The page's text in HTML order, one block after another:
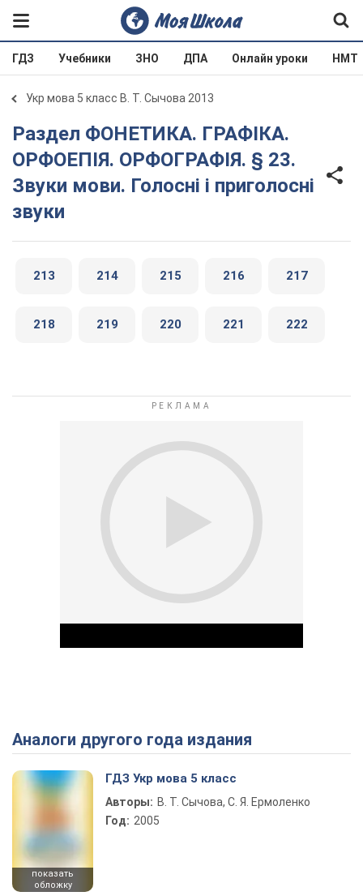
ГДЗ Учебники ЗНО ДПА Онлайн уроки НМТ
Укр мова 5 класс В. Т. Сычова 2013
Раздел ФОНЕТИКА. ГРАФІКА.
ОРФОЕПІЯ. ОРФОГРАФІЯ. § 23.
Звуки мови. Голосні і приголосні
звуки
213 214 215 216 217
218 219 220 221 222
Play Video
Аналоги другого года издания
показать
обложку
ГДЗ Укр мова 5 класс
Авторы: В. Т. Сычова, С. Я. Ермоленко
Год: 2005